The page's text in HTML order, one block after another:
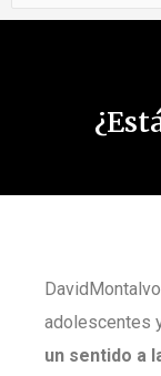
adolescentes
un sentido a